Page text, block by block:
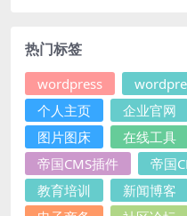
热门标签
wordpress
个人主页
企业官网
图片图床
在线工具
帝国CMS插件
帝国
教育培训
新闻博客